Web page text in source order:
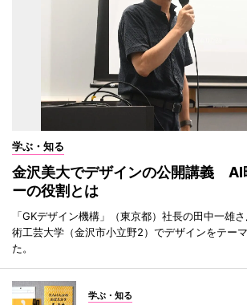
学ぶ・知る
金沢美大でデザインの公開講義 AI
ーの役割とは
「GKデザイン機構」（東京都）社長の田中一雄
術工芸大学（金沢市小立野2）でデザインをテー
た。
学ぶ・知る